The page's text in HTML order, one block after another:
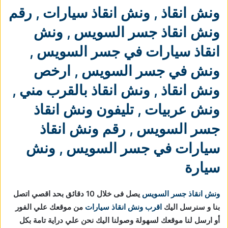
ونش انقاذ , ونش انقاذ سيارات , رقم
ونش انقاذ جسر السويس , ونش
انقاذ سيارات في جسر السويس ,
ونش في جسر السويس , ارخص
ونش انقاذ , ونش انقاذ بالقرب مني ,
ونش عربيات , تليفون ونش انقاذ
جسر السويس , رقم ونش انقاذ
سيارات في جسر السويس , ونش
سيارة
ونش انقاذ جسر السويس
يصل فى خلال 10 دقائق بحد اقصي اتصل
بنا و سنرسل اليك اقرب ونش انقاذ سيارات من موقعك علي الفور
أو ارسل لنا موقعك لسهولة وصولنا اليك نحن علي دراية تامة بكل